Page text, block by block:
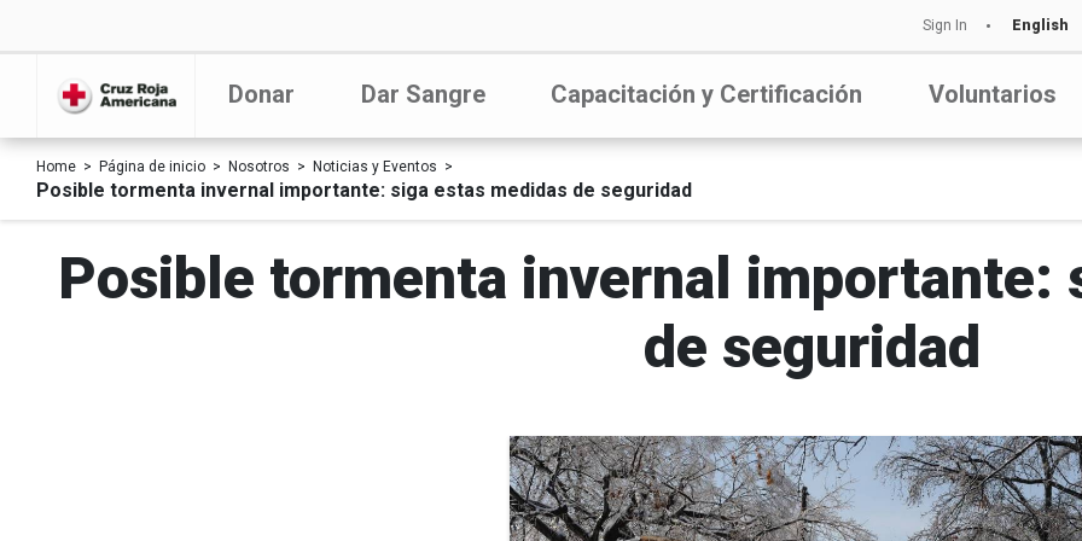
Sign In English
Donar Dar Sangre Capacitación y Certificación Voluntarios
Home Página de inicio Nosotros Noticias y Eventos
Posible tormenta invernal importante: siga estas medidas de seguridad
Posible tormenta invernal importante:
de seguridad